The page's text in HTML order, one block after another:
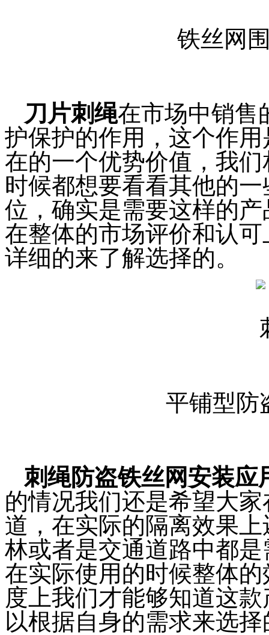
铁丝网
刀片刺绳在市场中销售
护保护的作用，这个作用
在的一个优势价值，我
时候都想要看看其他的
位，确实是需要这样的
在整体的市场评价和认
详细的来了解选择的。
平铺型防
刺绳防盗铁丝网安装应
的情况我们还是希望大家
道，在实际的隔离效果
林或者是交通道路中都
在实际使用的时候整体
度上我们才能够知道这
以根据自身的需求来选择